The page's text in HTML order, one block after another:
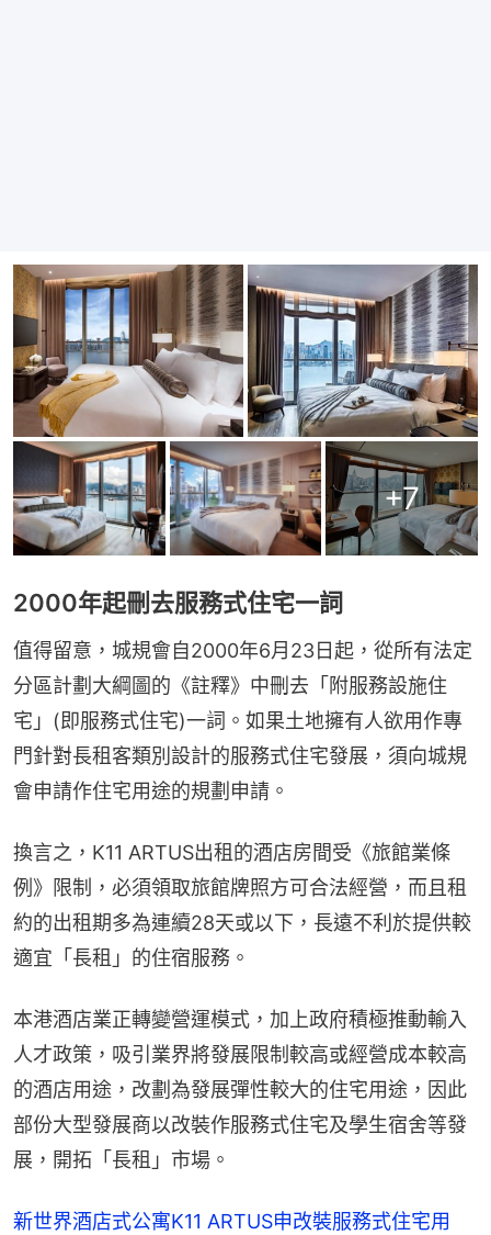
+7
2000年起刪去服務式住宅一詞
值得留意，城規會自2000年6月23日起，從所有法定
分區計劃大綱圖的《註釋》中刪去「附服務設施住
宅」(即服務式住宅)一詞。如果土地擁有人欲用作專
門針對長租客類別設計的服務式住宅發展，須向城規
會申請作住宅用途的規劃申請。
換言之，K11 ARTUS出租的酒店房間受《旅館業條
例》限制，必須領取旅館牌照方可合法經營，而且租
約的出租期多為連續28天或以下，長遠不利於提供較
適宜「長租」的住宿服務。
本港酒店業正轉變營運模式，加上政府積極推動輸入
人才政策，吸引業界將發展限制較高或經營成本較高
的酒店用途，改劃為發展彈性較大的住宅用途，因此
部份大型發展商以改裝作服務式住宅及學生宿舍等發
展，開拓「長租」市場。
新世界酒店式公寓K11 ARTUS申改裝服務式住宅用